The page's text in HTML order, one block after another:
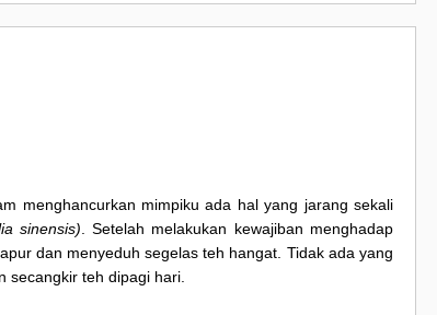
menghancurkan mimpiku ada hal yang jarang sekali
sinensis). Setelah melakukan kewajiban menghadap
dan menyeduh segelas teh hangat. Tidak ada yang
secangkir teh dipagi hari.